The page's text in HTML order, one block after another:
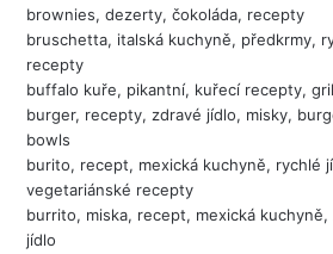
brownies, dezerty, čokoláda, recepty
bruschetta, italská kuchyně, předkrmy,
recepty
buffalo kuře, pikantní, kuřecí recepty,
burger, recepty, zdravé jídlo, misky,
bowls
burito, recept, mexická kuchyně, rychlé
vegetariánské recepty
burrito, miska, recept, mexická kuchyně,
jídlo